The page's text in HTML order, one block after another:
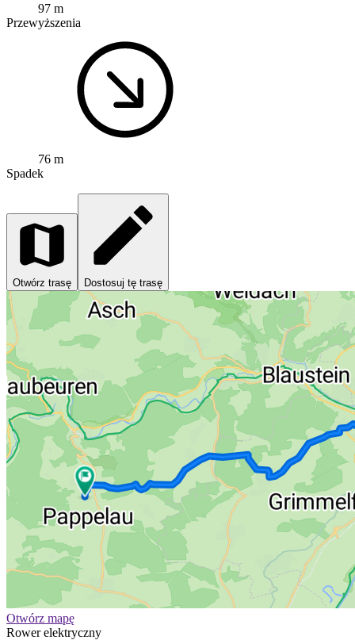
97 m
Przewyższenia
76 m
Spadek
Otwórz trasę Dostosuj tę trasę
Otwórz mapę
Rower elektryczny